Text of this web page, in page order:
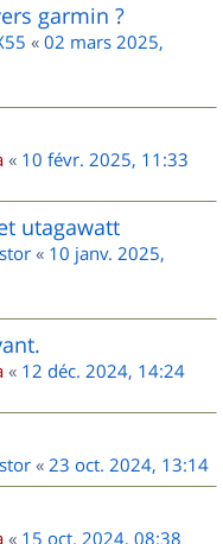
garmin ?
« 02 mars 2025,
« 10 févr. 2025, 11:33
utagawatt
« 10 janv. 2025,
« 12 déc. 2024, 14:24
« 23 oct. 2024, 13:14
« 15 oct. 2024, 08:38